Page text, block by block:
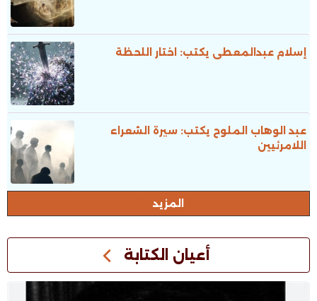
إسلام عبدالمعطى يكتب: اختار اللحظة
عبد الوهاب الملوح يكتب: سيرة الشعراء
اللامرئيين
المزيد
أعيان الكتابة